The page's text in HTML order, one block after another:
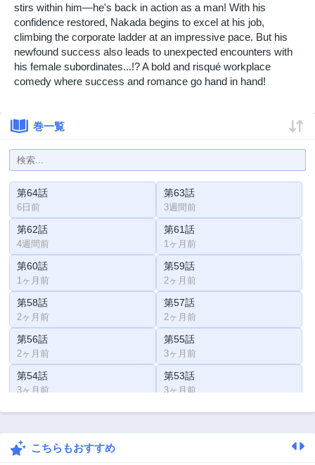
stirs within him—he's back in action as a man! With his
confidence restored, Nakada begins to excel at his job,
climbing the corporate ladder at an impressive pace. But his
newfound success also leads to unexpected encounters with
his female subordinates...!? A bold and risqué workplace
comedy where success and romance go hand in hand!
巻一覧
第64話
6日前
第63話
3週間前
第62話
4週間前
第61話
1ヶ月前
第60話
1ヶ月前
第59話
2ヶ月前
第58話
2ヶ月前
第57話
2ヶ月前
第56話
2ヶ月前
第55話
3ヶ月前
第54話
3ヶ月前
第53話
3ヶ月前
第52話 第51話
第50話こちらもおすすめ